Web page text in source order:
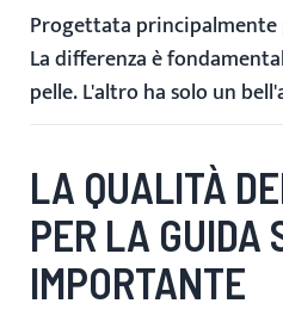
Progettata principalmente
La differenza è
pelle. L'altro ha solo un
LA QUALITÀ
PER LA GUIDA
IMPORTANTE